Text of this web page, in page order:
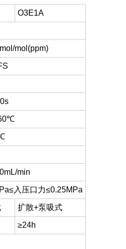
O3E1A
mol(ppm)
min
入压口力≤0.25MPa
扩散+泵吸式
≥24h